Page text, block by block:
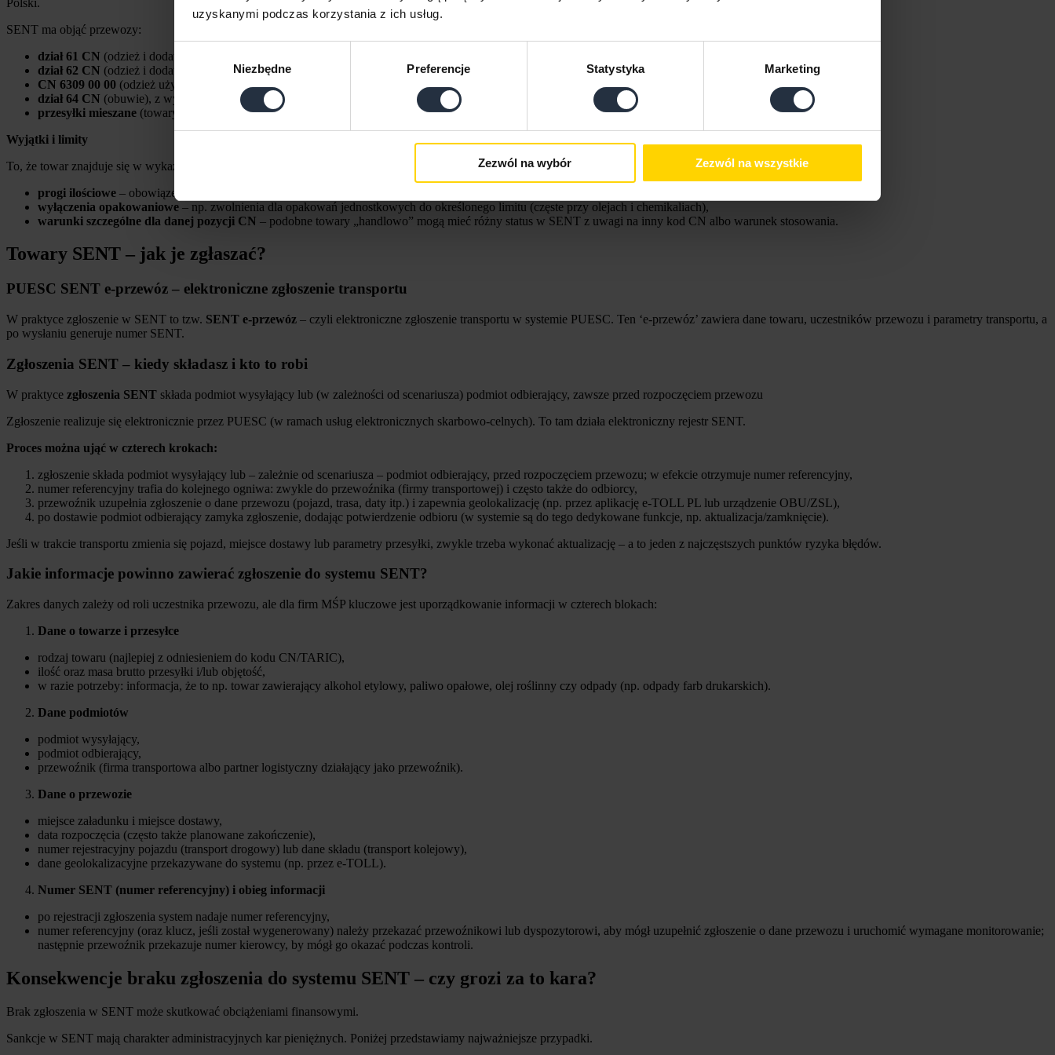
uzyskanymi podczas korzystania z ich usług.
Niezbędne Preferencje Statystyka Marketing
Zezwól na wybór Zezwól na wszystkie
SENT ma objąć przewozy:
dział 61 CN (odzież i dodatki z dzianin), jeśli masa brutto przesyłki przekracza 10 kg,
dział 62 CN (odzież i dodatki inne niż z dzianin), jeśli masa brutto przesyłki przekracza 10 kg,
CN 6309 00 00 (odzież używana i inne artykuły używane), jeśli masa brutto przesyłki przekracza 10 kg,
dział 64 CN (obuwie), z wyłączeniem CN 6406
(części obuwia), jeśli w przesyłce jest więcej niż 20 sztuk obuwia,
przesyłki mieszane (towary z co najmniej dwóch działów: 61 i/lub 62 i/lub 64; z wyłączeniem CN 6406), jeśli masa brutto przesyłki przekracza 10 kg.
Wyjątki i limity
To, że towar znajduje się w wykazach, nie zawsze oznacza obowiązek zgłoszenia. Najczęściej decydują:
progi ilościowe – obowiązek może pojawić się dopiero po przekroczeniu wskazanej masy lub objętości,
wyłączenia opakowaniowe – np. zwolnienia dla opakowań jednostkowych do określonego limitu (częste przy olejach i chemikaliach),
warunki szczególne dla danej pozycji CN – podobne towary „handlowo” mogą mieć różny status w SENT z uwagi na inny kod CN albo warunek stosowania.
Towary SENT – jak je zgłaszać?
PUESC SENT e-przewóz – elektroniczne zgłoszenie transportu
W praktyce zgłoszenie w SENT to tzw. SENT e-przewóz – czyli elektroniczne zgłoszenie transportu w systemie PUESC. Ten ‘e-przewóz’ zawiera dane towaru, uczestników przewozu i parametry transportu, a
po wysłaniu generuje numer SENT.
Zgłoszenia SENT – kiedy składasz i kto to robi
W praktyce zgłoszenia SENT składa podmiot wysyłający lub (w zależności od scenariusza) podmiot odbierający, zawsze przed rozpoczęciem przewozu
Zgłoszenie realizuje się elektronicznie przez PUESC (w ramach usług elektronicznych skarbowo-celnych). To tam działa elektroniczny rejestr SENT.
Proces można ująć w czterech krokach:
zgłoszenie składa podmiot wysyłający lub – zależnie od scenariusza – podmiot odbierający, przed rozpoczęciem przewozu; w efekcie otrzymuje numer referencyjny,
numer referencyjny trafia do kolejnego ogniwa: zwykle do przewoźnika (firmy transportowej) i często także do odbiorcy,
przewoźnik uzupełnia zgłoszenie o dane przewozu (pojazd, trasa, daty itp.) i zapewnia geolokalizację (np. przez aplikację e-TOLL PL lub urządzenie OBU/ZSL),
po dostawie podmiot odbierający zamyka zgłoszenie, dodając potwierdzenie odbioru (w systemie są do tego dedykowane funkcje, np. aktualizacja/zamknięcie).
Jeśli w trakcie transportu zmienia się pojazd, miejsce dostawy lub parametry przesyłki, zwykle trzeba wykonać aktualizację – a to jeden z najczęstszych punktów ryzyka błędów.
Jakie informacje powinno zawierać zgłoszenie do systemu SENT?
Zakres danych zależy od roli uczestnika przewozu, ale dla firm MŚP kluczowe jest uporządkowanie informacji w czterech blokach:
Dane o towarze i przesyłce
rodzaj towaru (najlepiej z odniesieniem do kodu CN/TARIC),
ilość oraz masa brutto przesyłki i/lub objętość,
w razie potrzeby: informacja, że to np. towar zawierający alkohol etylowy, paliwo opałowe, olej roślinny czy odpady (np. odpady farb drukarskich).
Dane podmiotów
podmiot wysyłający,
podmiot odbierający,
przewoźnik (firma transportowa albo partner logistyczny działający jako przewoźnik).
Dane o przewozie
miejsce załadunku i miejsce dostawy,
data rozpoczęcia (często także planowane zakończenie),
numer rejestracyjny pojazdu (transport drogowy) lub dane składu (transport kolejowy),
dane geolokalizacyjne przekazywane do systemu (np. przez e-TOLL).
Numer SENT (numer referencyjny) i obieg informacji
po rejestracji zgłoszenia system nadaje numer referencyjny,
numer referencyjny (oraz klucz, jeśli został wygenerowany) należy przekazać przewoźnikowi lub dyspozytorowi, aby mógł uzupełnić zgłoszenie o dane przewozu i uruchomić wymagane monitorowanie;
następnie przewoźnik przekazuje numer kierowcy, by mógł go okazać podczas kontroli.
Konsekwencje braku zgłoszenia do systemu SENT – czy grozi za to kara?
Brak zgłoszenia w SENT może skutkować obciążeniami finansowymi.
Sankcje w SENT mają charakter administracyjnych kar pieniężnych. Poniżej przedstawiamy najważniejsze przypadki.